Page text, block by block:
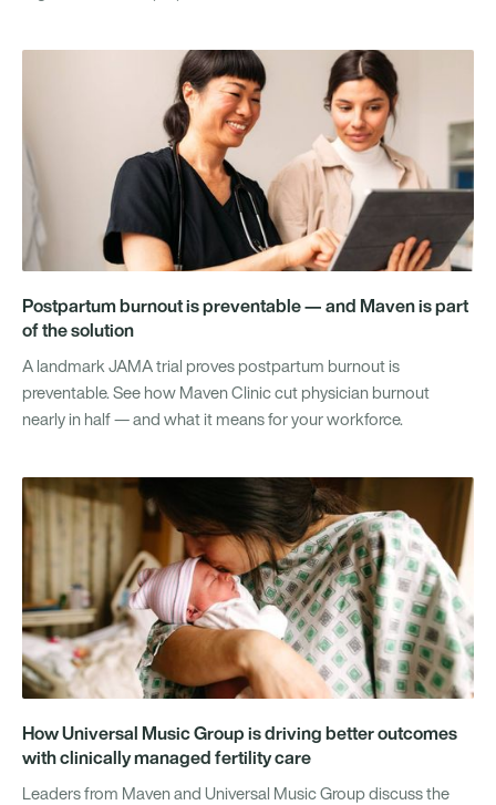
Postpartum burnout is preventable — and Maven is part
of the solution
A landmark JAMA trial proves postpartum burnout is
preventable. See how Maven Clinic cut physician burnout
nearly in half — and what it means for your workforce.
How Universal Music Group is driving better outcomes
with clinically managed fertility care
Leaders from Maven and Universal Music Group discuss the